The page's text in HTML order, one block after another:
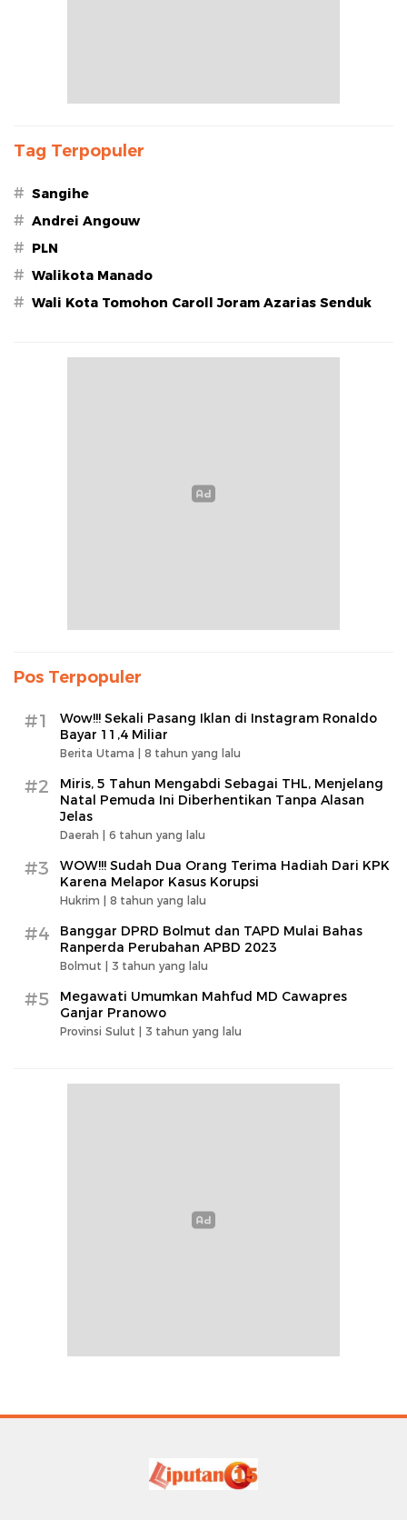
Tag Terpopuler
# Sangihe
# Andrei Angouw
# PLN
# Walikota Manado
# Wali Kota Tomohon Caroll Joram Azarias Senduk
Pos Terpopuler
#1
Wow!!! Sekali Pasang Iklan di Instagram Ronaldo
Bayar 11,4 Miliar
Berita Utama | 8 tahun yang lalu
#2
Miris, 5 Tahun Mengabdi Sebagai THL, Menjelang
Natal Pemuda Ini Diberhentikan Tanpa Alasan
Jelas
Daerah | 6 tahun yang lalu
#3
WOW!!! Sudah Dua Orang Terima Hadiah Dari KPK
Karena Melapor Kasus Korupsi
Hukrim | 8 tahun yang lalu
#4
Banggar DPRD Bolmut dan TAPD Mulai Bahas
Ranperda Perubahan APBD 2023
Bolmut | 3 tahun yang lalu
#5
Megawati Umumkan Mahfud MD Cawapres
Ganjar Pranowo
Provinsi Sulut | 3 tahun yang lalu